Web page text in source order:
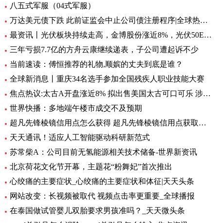
八五式军服（04式军服）
万达美元债下跌 此前证监会中止公司债注册程序|全球热资讯
最资讯丨光伏板块持续走高，金博股份涨近8%，光伏50ETF（516880）6月8日来累计反弹近10%丨ETF观察
三年亏损7.7亿的方舟云康继续递表，子公司遭起诉不少
当前速读：傅恒推荐的礼物,顺嫔的丈夫到底是谁？
全球新消息丨重庆34名选手参加全国残疾人职业技能大赛
焦点热议:太古A开盘涨近8% 拟出售美国太古可口可乐 涉资304亿港元
世界快播：多地端午楼市成交不及预期
超凡先锋棱镜信用点怎么获得 超凡先锋棱镜信用点获取方式一览 全球快资讯
天天通讯！适应人工智能驱动科研新范式
苏常柴A：公司目前无氢能源相关技术储备-世界新资讯
北京荷花文化节开幕，主题花“粉舞妃”首次推出
心绞痛的主要症状_心绞痛的主要症状和体征|天天头条
网站改变：长视频被取代 视频点击率更重要_全球播报
在泰国做试管婴儿双胎要求男孩准吗？_天天微头条